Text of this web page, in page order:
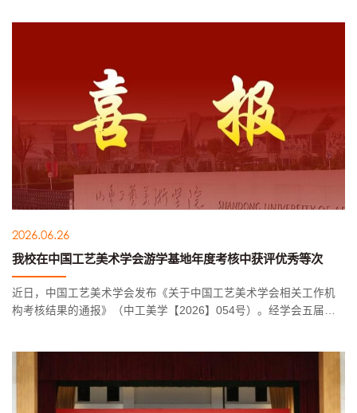
2026.06.26
我校在中国工艺美术学会游学基地年度考核中获评优秀等次
近日，中国工艺美术学会发布《关于中国工艺美术学会相关工作机
构考核结果的通报》（中工美学【2026】054号）。经学会五届十